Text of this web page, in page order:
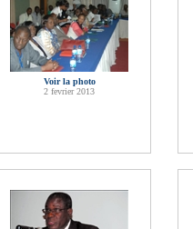
Voir la photo
2 fevrier 2013